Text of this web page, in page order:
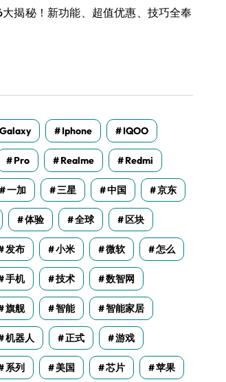
揭秘！新功能、超值优惠、技巧全奉
Galaxy Iphone IQOO
Pro Realme Redmi
一加 三星 中国 京东
体验 全球 区块
发布 小米 微软 怎么
手机 技术 数智网
旗舰 智能 智能家居
机器人 正式 游戏
系列 美国 芯片 苹果